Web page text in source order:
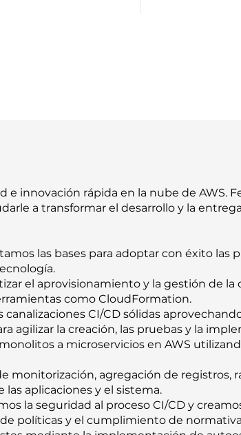
e innovación rápida en la nube de AWS.
a transformar el desarrollo y la
las bases para adoptar con éxito las
el aprovisionamiento y la gestión de la
como CloudFormation.
CI/CD sólidas
agilizar la creación, las pruebas y la
a microservicios en AWS
agregación de registros,
aplicaciones y el sistema.
la seguridad al proceso CI/CD y
políticas y el cumplimiento de